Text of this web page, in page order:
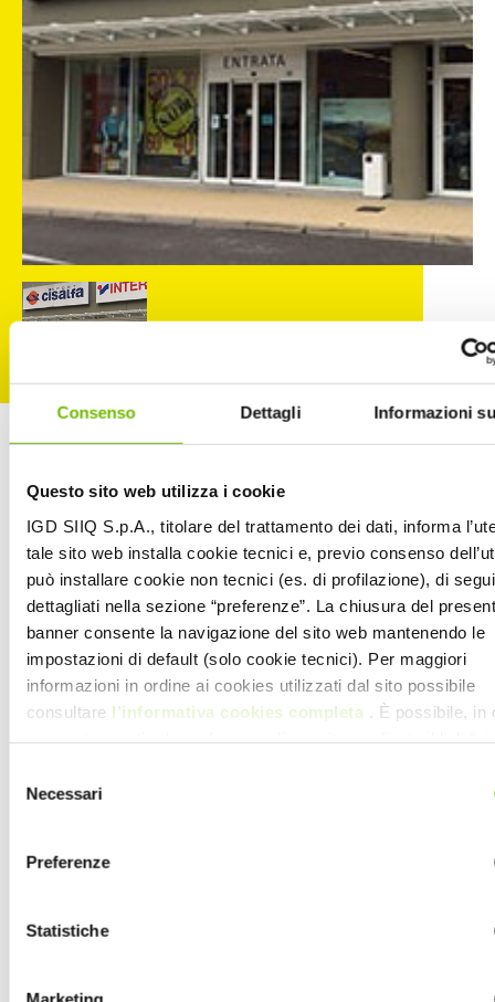
Consenso Dettagli Informazioni
Questo sito web utilizza i cookie
IGD SIIQ S.p.A., titolare del trattamento dei dati, informa
tale sito web installa cookie tecnici e, previo consenso
può installare cookie non tecnici (es. di profilazione), di
dettagliati nella sezione “preferenze”. La chiusura del
banner consente la navigazione del sito web mantenendo le
impostazioni di default (solo cookie tecnici). Per maggiori
informazioni in ordine ai cookies utilizzati dal sito possibile
consultare l’informativa cookies completa . È possibile, in
delNecessari
Preferenze
Statistiche